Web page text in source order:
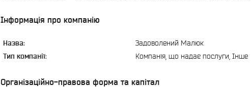
Інформація про компанію
Назва:
Задоволений Малюк
Тип компанії:
Компанія, що надає послуги, Інше
Організаційно-правова форма та капітал